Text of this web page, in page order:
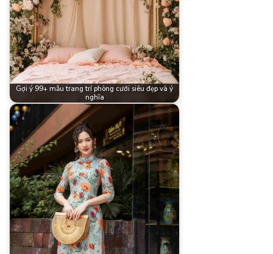
Gợi ý 99+ mẫu trang trí phòng cưới siêu đẹp và ý
nghĩa